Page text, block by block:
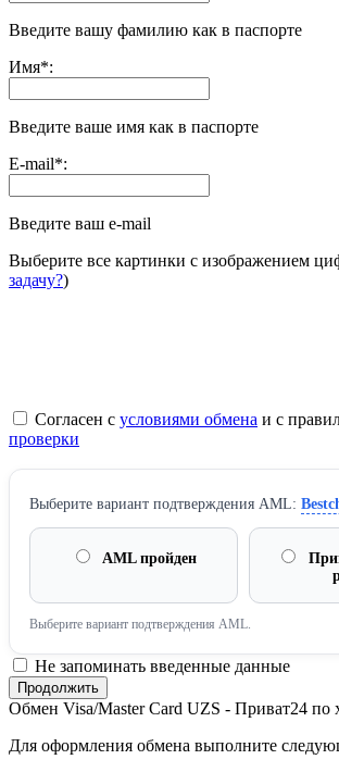
Введите вашу фамилию как в паспорте
Имя*:
Введите ваше имя как в паспорте
E-mail*:
Введите ваш e-mail
Выберите все картинки с изображением
задачу?)
Согласен с условиями обмена и с
проверки
Выберите вариант подтверждения AML:
AML пройден
Выберите вариант подтверждения AML.
Не запоминать введенные данные
Обмен Visa/Master Card UZS - Приват24 по
Для оформления обмена выполните